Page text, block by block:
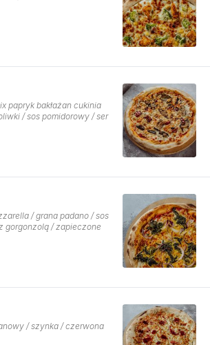
papryk bakłażan cukinia
/ sos pomidorowy / ser
/ grana padano / sos
gorgonzolą / zapieczone
/ szynka / czerwona